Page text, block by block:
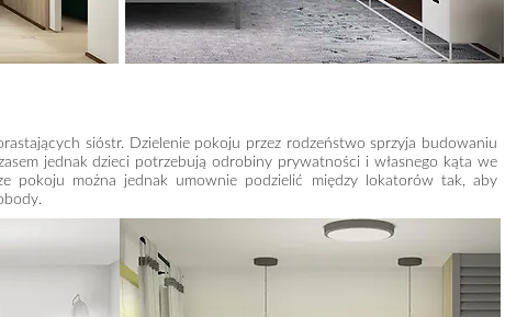
sióstr. Dzielenie pokoju przez rodzeństwo sprzyja budowaniu
jednak dzieci potrzebują odrobiny prywatności i własnego kąta we
pokoju można jednak umownie podzielić między lokatorów tak, aby